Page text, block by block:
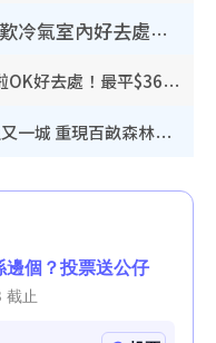
香港室內好去處｜逾35大歎冷氣室內好去處推介 室內活動免費避雨無懼落雨
唱K推介2026︱全港13大卡啦OK好去處！最平$36起 日文K都有！(附地址+收費詳情)
小熊維尼100週年快閃店登陸又一城 重現百畝森林經典場景／獨家限定盲盒登場／專屬DIY香水